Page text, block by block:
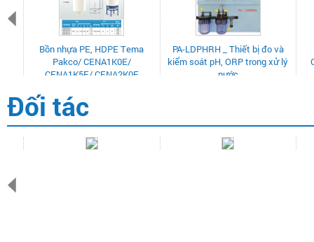
Bồn nhựa PE, HDPE Tema
Pakco/ CENA1K0E/
CENA1K5E/ CENA2K0E
PA-LDPHRH _ Thiết bị đo và
kiểm soát pH, ORP trong xử lý
nước
Đối tác